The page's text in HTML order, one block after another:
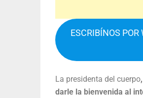
ESCRIBÍNOS
La presidenta del cuerpo
darle la bienvenida al